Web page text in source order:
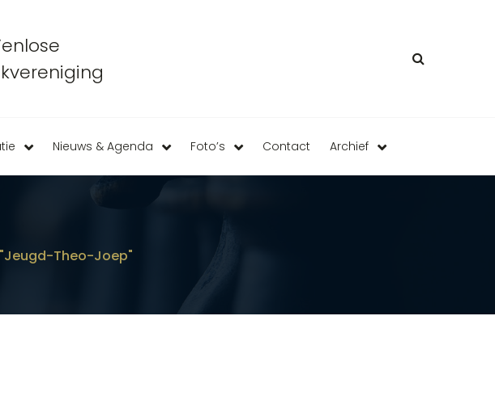
Nieuws & Agenda Foto’s Contact Archief
Theo-Joep"